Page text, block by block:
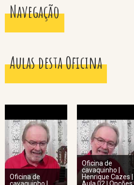
Navegação
Aulas desta Oficina
Oficina de
Oficina de
cavaquinho |
Henrique Cazes |